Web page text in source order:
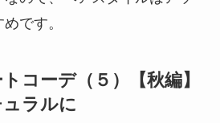
です。
コーデ（５）【秋編】
ラルに